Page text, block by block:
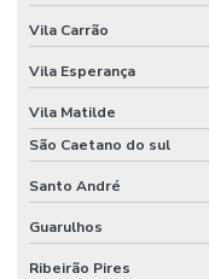
Solução de vigilância
Vila Carrão
Vila Esperança
Vila Matilde
São Caetano do sul
Santo André
Guarulhos
Ribeirão Pires